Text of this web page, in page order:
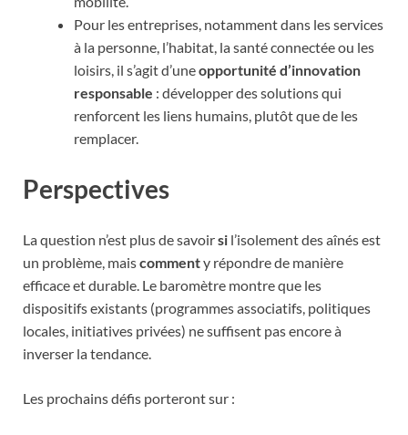
Pour les entreprises, notamment dans les services
à la personne, l’habitat, la santé connectée ou les
loisirs, il s’agit d’uneopportunité d’innovation
responsable : développer des solutions qui
renforcent les liens humains, plutôt que de les
remplacer.
Perspectives
La question n’est plus de savoirsi l’isolement des aînés est
un problème, maiscommenty répondre de manière
efficace et durable. Le baromètre montre que les
dispositifs existants (programmes associatifs, politiques
locales, initiatives privées) ne suffisent pas encore à
inverser la tendance.
Les prochains défis porteront sur :